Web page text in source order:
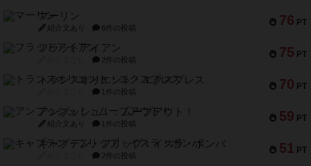
76 PT
マーリン
紹介文あり 6件の投稿
75 PT
フラットアイアン
2件の投稿
70 PT
トランスオリエント・エクスプレス
1件の投稿
59 PT
アンブッシュ！：ムーブアウト！
紹介文あり 1件の投稿
51 PT
キャプテン・フリップ：イスラ・ボンバ
2件の投稿